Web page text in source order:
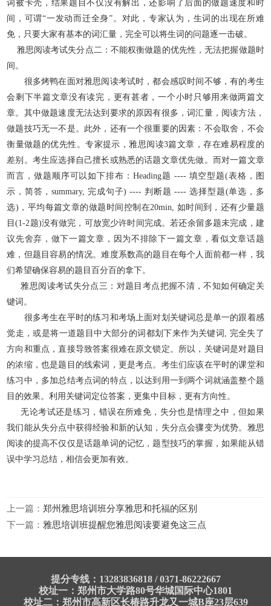
词被卡壳，结果题目不仅没有解出，还影响了后面的做题速度和时
间，可谓“一发动而迁全身”。对此，专家认为，生词的出现在所难
免，只要大家有基本的词汇量，完全可以将生词的问题逐一击破。
雅思阅读考试失分点二：不能权衡做题的优先性，无法把握做题时
间。
很多烤鸭在面对雅思阅读考试时，都会感叹时间不够，有的考生
会剩下半篇文章没有读完，更有甚者，一个小时只够用来做两篇文
章。其中做题速度无法达到要求的原因有很多，词汇量，阅读方法，
做题技巧无一不是。此外，还有一个很重要的因素：不会取舍，不会
衡量做题的优先性。专家提示，雅思阅读3篇文章，存在难易程度的
差别。考生应选择自己擅长或熟悉的话题文章优先做。而对一篇文章
而言，做题顺序可以如下排布：Heading题 ---- 填空型题(表格，图
示，简答，summary, 完成句子) ---- 判断题 ---- 选择型题(单选，多
选)，平均每篇文章的做题时间控制在20min, 如时间到，还有少量题
目(1-2题)没有做完，可放宽少许时间完成。若还余留多题未完成，建
议先舍弃，做下一篇文章，因为不排除下一篇文章，看似文章话题
难，但题目容易的情况。难度系数高的题目在每个人面前都一样，我
们希望确保容易的题目百分百的拿下。
雅思阅读考试失分点三：对题目考点把握不清，不知如何确定关
键词。
很多考生在平时的练习和考场上面对划关键词总是单一的跟着感
觉走，或是将一道题目中大部分的词都划下来作为关键词, 完全失了
方向和重点，直接导致答案很难在原文锁定。所以，关键词是对题目
的浓缩，也是题目的线索词，更是考点。考生们应该在平时的课堂和
练习中，多加总结考点词的特点，以达到用一到两个词就涵盖整个题
目的效果。利用关键词定位答案，更集中目标，更有方向性。
无论考试还是练习，错误在所难免，失分也是情理之中，但如果
我们能从失分点中获得经验和新的认知，失分点会骤变为优势。雅思
阅读的提高不仅仅是话题单词的记忆，题型技巧的掌握，如果能从错
误中学习总结，相信会更加有效。
上一篇：郑州雅思培训班分享雅思和托福的区别
下一篇： 雅思培训班提醒您雅思阅读要避免这三点
提分专线：13283836818 / 0371-86222667
校址一：郑州市大学路80号华城国际中心1801
校址二：郑州市高新区长椿路升龙又一城B座23层639